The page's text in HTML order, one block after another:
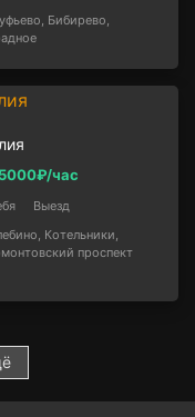
Бибирево,
час
Выезд
Котельники,
проспект